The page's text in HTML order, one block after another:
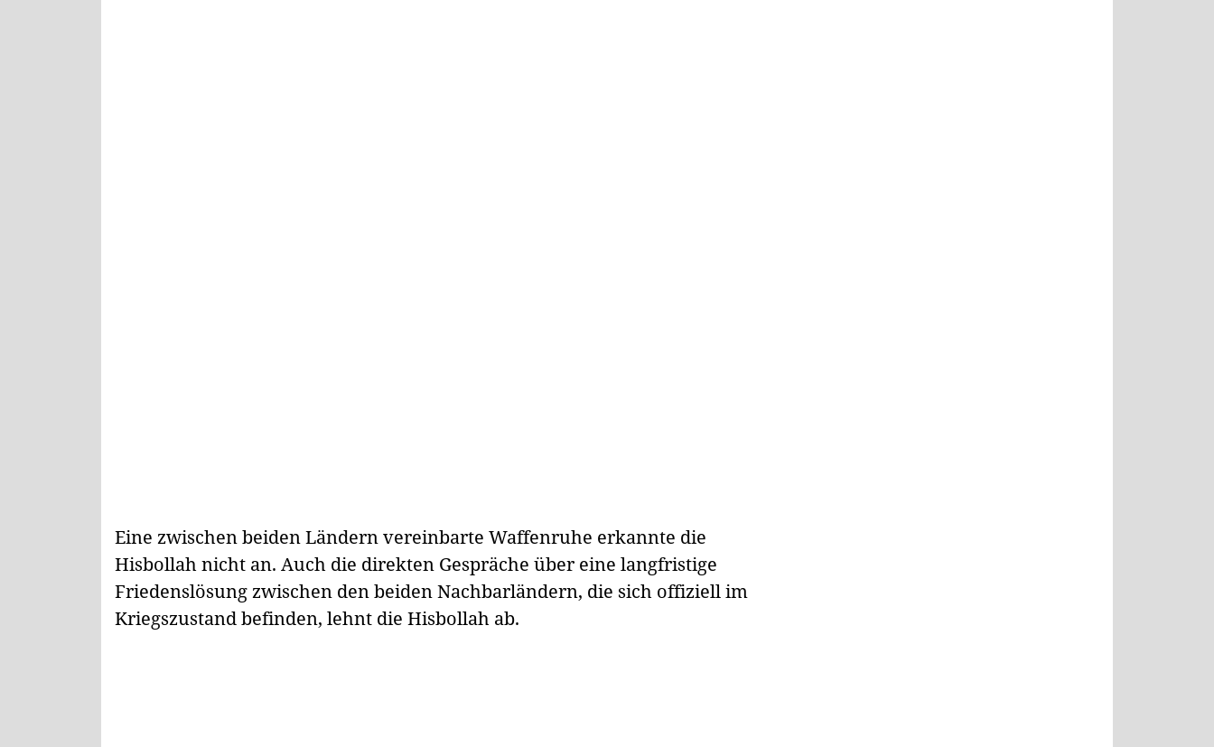
Eine zwischen beiden Ländern vereinbarte Waffenruhe erkannte die
Hisbollah nicht an. Auch die direkten Gespräche über eine langfristige
Friedenslösung zwischen den beiden Nachbarländern, die sich offiziell im
Kriegszustand befinden, lehnt die Hisbollah ab.